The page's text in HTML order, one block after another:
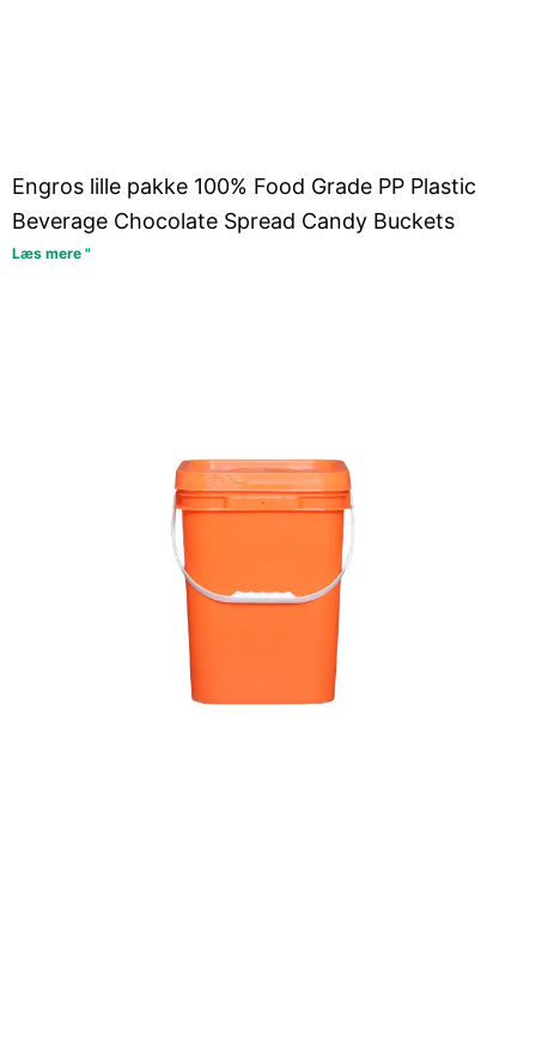
Engros lille pakke 100% Food Grade PP Plastic
Beverage Chocolate Spread Candy Buckets
Læs mere "